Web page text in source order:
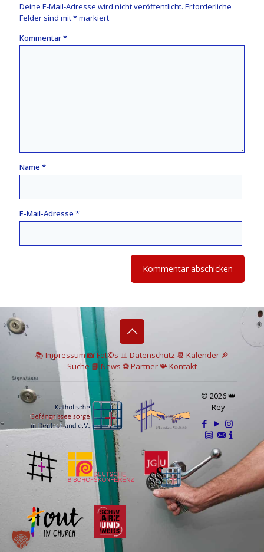
Deine E-Mail-Adresse wird nicht veröffentlicht. Erforderliche
Felder sind mit*markiert
Kommentar*
Name *
E-Mail-Adresse *
📚 Impressum📸Fot©s 📊 Datenschutz 📆 Kalender 🔎
Suche 📘 News ⚽Partner📯Kontakt
© 2026 👑
Rey